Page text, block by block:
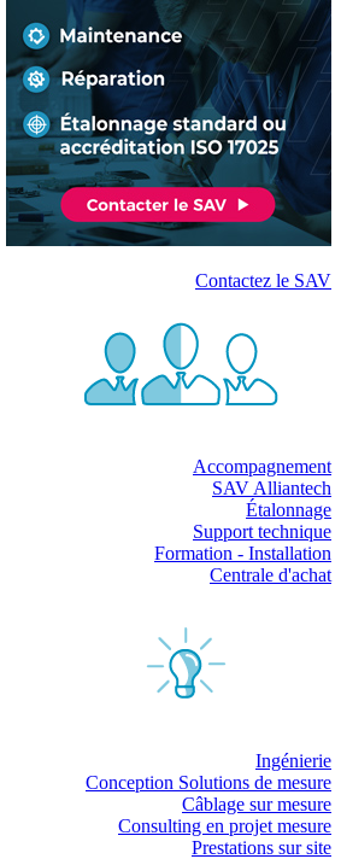
Contactez le SAV
Accompagnement
SAV Alliantech
Étalonnage
Support technique
Formation - Installation
Centrale d'achat
Ingénierie
Conception Solutions de mesure
Câblage sur mesure
Consulting en projet mesure
Prestations sur site